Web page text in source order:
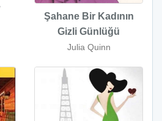
Şahane Bir Kadının
Gizli Günlüğü
Julia Quinn